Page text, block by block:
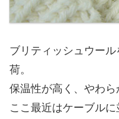
ブリティッシュウー
荷。
保温性が高く、やわら
ここ最近はケーブル